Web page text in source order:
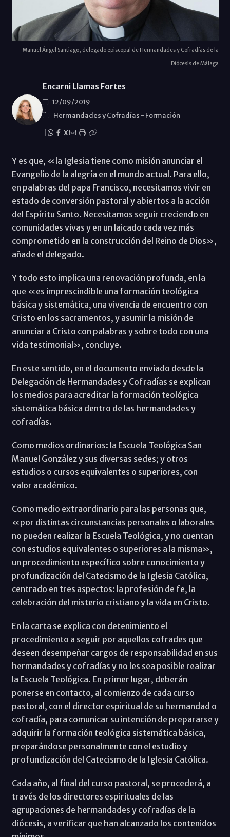
Manuel Ángel Santiago, delegado episcopal de Hermandades y Cofradías de la
Diócesis de Málaga
Encarni Llamas Fortes
12/09/2019
Hermandades y Cofradías - Formación
X
Y es que, «la Iglesia tiene como misión anunciar el
Evangelio de la alegría en el mundo actual. Para ello,
en palabras del papa Francisco, necesitamos vivir en
estado de conversión pastoral y abiertos a la acción
del Espíritu Santo. Necesitamos seguir creciendo en
comunidades vivas y en un laicado cada vez más
comprometido en la construcción del Reino de Dios»,
añade el delegado.
Y todo esto implica una renovación profunda, en la
que «es imprescindible una formación teológica
básica y sistemática, una vivencia de encuentro con
Cristo en los sacramentos, y asumir la misión de
anunciar a Cristo con palabras y sobre todo con una
vida testimonial», concluye.
En este sentido, en el documento enviado desde la
Delegación de Hermandades y Cofradías se explican
los medios para acreditar la formación teológica
sistemática básica dentro de las hermandades y
cofradías.
Como medios ordinarios: la Escuela Teológica San
Manuel González y sus diversas sedes; y otros
estudios o cursos equivalentes o superiores, con
valor académico.
Como medio extraordinario para las personas que,
«por distintas circunstancias personales o laborales
no pueden realizar la Escuela Teológica, y no cuentan
con estudios equivalentes o superiores a la misma»,
un procedimiento específico sobre conocimiento y
profundización del Catecismo de la Iglesia Católica,
centrado en tres aspectos: la profesión de fe, la
celebración del misterio cristiano y la vida en Cristo.
En la carta se explica con detenimiento el
procedimiento a seguir por aquellos cofrades que
deseen desempeñar cargos de responsabilidad en sus
hermandades y cofradías y no les sea posible realizar
la Escuela Teológica. En primer lugar, deberán
ponerse en contacto, al comienzo de cada curso
pastoral, con el director espiritual de su hermandad o
cofradía, para comunicar su intención de prepararse y
adquirir la formación teológica sistemática básica,
preparándose personalmente con el estudio y
profundización del Catecismo de la Iglesia Católica.
Cada año, al final del curso pastoral, se procederá, a
través de los directores espirituales de las
agrupaciones de hermandades y cofradías de la
diócesis, a verificar que han alcanzado los contenidos